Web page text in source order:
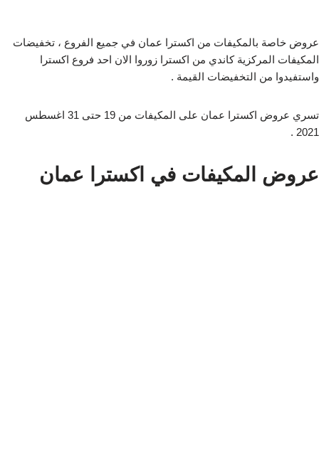
عروض خاصة بالمكيفات من اكسترا عمان في جميع الفروع ، تخفيضات
المكيفات المركزية كاندي من اكسترا زوروا الان احد فروع اكسترا
واستفيدوا من التخفيضات القيمة .
تسري عروض اكسترا عمان على المكيفات من 19 حتى 31 اغسطس
2021 .
عروض المكيفات في اكسترا عمان